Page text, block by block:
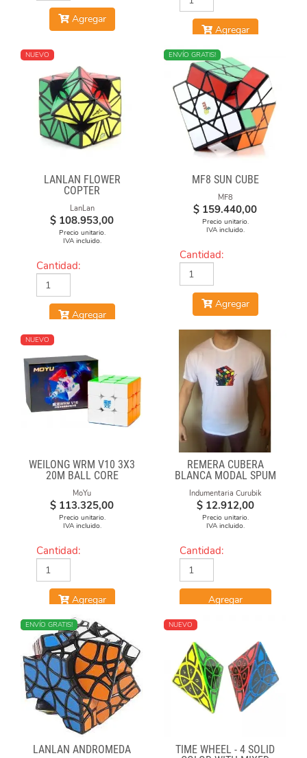
Agregar
Agregar
NUEVO
LANLAN FLOWER
COPTER
LanLan
$ 108.953,00
Precio unitario.
IVA incluido.
Cantidad:
Agregar
NUEVO
ENVÍO GRATIS!
MF8 SUN CUBE
MF8
$ 159.440,00
Precio unitario.
IVA incluido.
Cantidad:
Agregar
NUEVO
WEILONG WRM V10 3X3
20M BALL CORE
MAGLEV UV
MoYu
$ 113.325,00
Precio unitario.
IVA incluido.
Cantidad:
Agregar
REMERA CUBERA
BLANCA MODAL SPUM
CUBO FUEGO
Indumentaria Curubik
$ 12.912,00
Precio unitario.
IVA incluido.
Cantidad:
Agregar
NUEVO
ENVÍO GRATIS!
LANLAN ANDROMEDA
NUEVO
TIME WHEEL - 4 SOLID